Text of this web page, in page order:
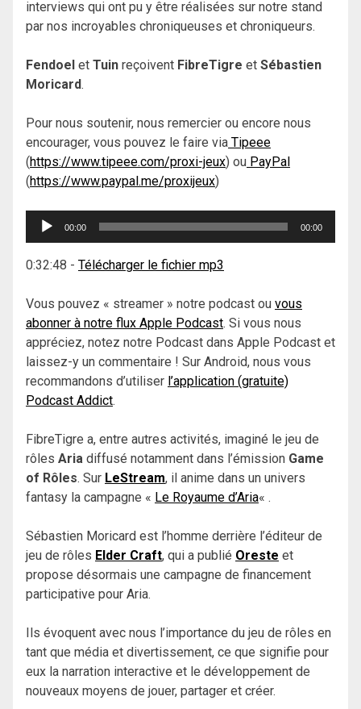
interviews qui ont pu y être réalisées sur notre stand
par nos incroyables chroniqueuses et chroniqueurs.
Fendoel et Tuin reçoivent FibreTigre et Sébastien
Moricard.
Pour nous soutenir, nous remercier ou encore nous
encourager, vous pouvez le faire via Tipeee
(https://www.tipeee.com/proxi-jeux) ou PayPal
(https://www.paypal.me/proxijeux)
Lecteur
00:00 00:00
0:32:48 - Télécharger le fichier mp3
Vous pouvez « streamer » notre podcast ou vous
abonner à notre flux Apple Podcast. Si vous nous
appréciez, notez notre Podcast dans Apple Podcast et
laissez-y un commentaire ! Sur Android, nous vous
recommandons d’utiliser l’application (gratuite)
Podcast Addict.
FibreTigre a, entre autres activités, imaginé le jeu de
rôles Aria diffusé notamment dans l’émission Game
of Rôles. Sur LeStream, il anime dans un univers
fantasy la campagne « Le Royaume d’Aria« .
Sébastien Moricard est l’homme derrière l’éditeur de
jeu de rôles Elder Craft, qui a publié Oreste et
propose désormais une campagne de financement
participative pour Aria.
Ils évoquent avec nous l’importance du jeu de rôles en
tant que média et divertissement, ce que signifie pour
eux la narration interactive et le développement de
nouveaux moyens de jouer, partager et créer.